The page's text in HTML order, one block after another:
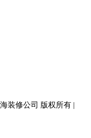
装修公司 版权所有 |